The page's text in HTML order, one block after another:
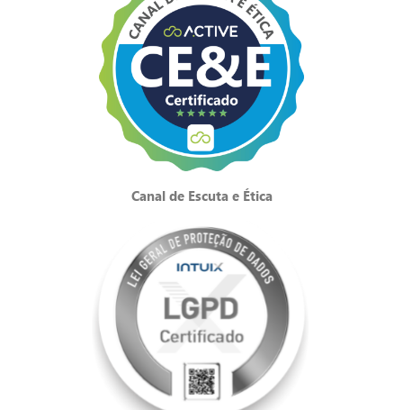
Canal de Escuta e Ética